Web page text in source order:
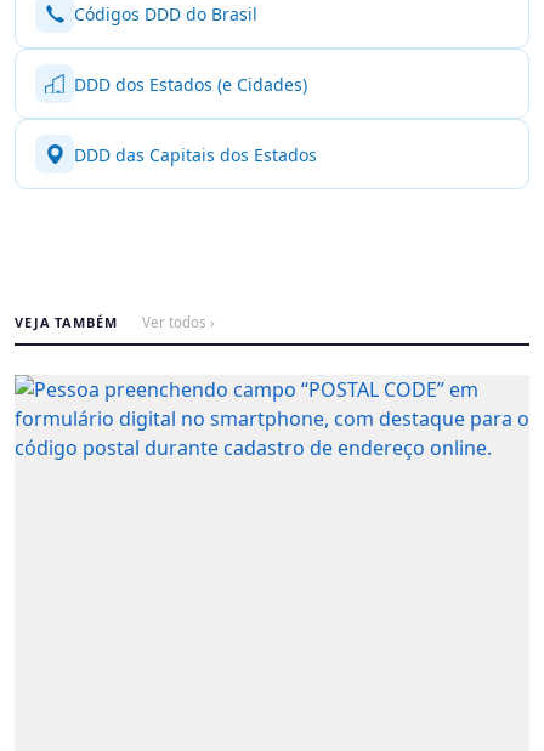
Códigos DDD do Brasil
DDD dos Estados (e Cidades)
DDD das Capitais dos Estados
VEJA TAMBÉM Ver todos ›